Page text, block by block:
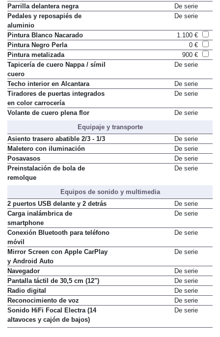
Paragolpes color carrocería
De serie
Parrilla delantera negra
De serie
Pedales y reposapiés de
aluminio
Pintura Blanco Nacarado
1.100 €
Pintura Negro Perla
0 €
Pintura metalizada
900 €
Tapicería de cuero Nappa / símil
cuero
Techo interior en Alcantara
De serie
Tiradores de puertas integrados
en color carrocería
Equipaje y transporte
Asiento trasero abatible 2/3 - 1/3
De serie
Maletero con iluminación
De serie
Posavasos
De serie
Preinstalación de bola de
Equipos de sonido y multimedia
2 puertos USB delante y 2 detrás
De serie
Carga inalámbrica de
smartphone
Conexión Bluetooth para teléfono
móvil
Mirror Screen con Apple CarPlay
y Android Auto
Navegador
De serie
Pantalla táctil de 30,5 cm (12")
De serie
Radio digital
De serie
Reconocimiento de voz
De serie
Sonido HiFi Focal Electra (14
altavoces y cajón de bajos)